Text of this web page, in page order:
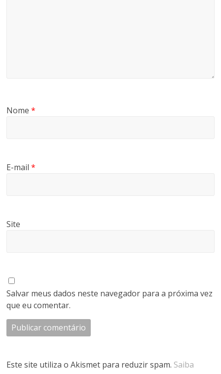
Nome*
E-mail*
Site
Salvar meus dados neste navegador para a próxima vez
que eu comentar.
Este site utiliza o Akismet para reduzir spam. Saiba